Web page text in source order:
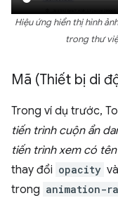
Hiệu ứng hiển thị hình
trong thư
Mã (Thiết bị di
Trong ví dụ trước,
tiến trình cuộn ẩn
tiến trình xem có
thay đổi opacity và
trong animation-